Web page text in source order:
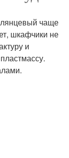
чаще
шкафчики не
и